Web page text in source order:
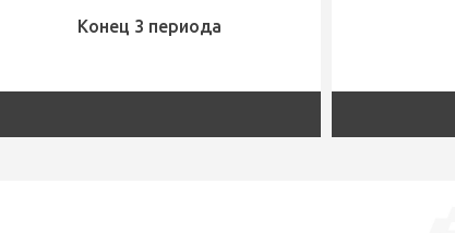
Конец 3 периода